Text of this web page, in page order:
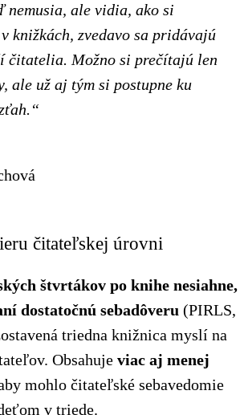
nemusia, ale vidia, ako si
knižkách, zvedavo sa pridávajú
čitatelia. Možno si prečítajú len
ale už aj tým si postupne ku
čitateľskej úrovni
štvrtákov po knihe nesiahne,
dostatočnú sebadôveru (PIRLS,
triedna knižnica myslí na
Obsahuje viac aj menej
mohlo čitateľské sebavedomie
v triede.